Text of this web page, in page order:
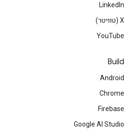
LinkedIn
‫X (טוויטר)
YouTube
Build
Android
Chrome
Firebase
Google AI Studio